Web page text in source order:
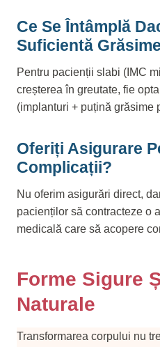
Ce Se Întâmplă
Suficientă
Pentru pacienții slabi (IMC
creșterea în greutate, fie
(implanturi + puțină grăsime
Oferiți Asigurare
Complicații?
Nu oferim asigurări direct,
pacienților să contracteze o
medicală care să acopere
Forme Sigure
Naturale
Transformarea corpului nu